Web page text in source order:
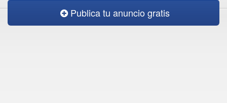
Publica tu anuncio gratis